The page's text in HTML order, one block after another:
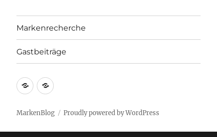
Markenrecherche
Gastbeiträge
Markenrecherche
Gastbeiträge
MarkenBlog Proudly powered by WordPress